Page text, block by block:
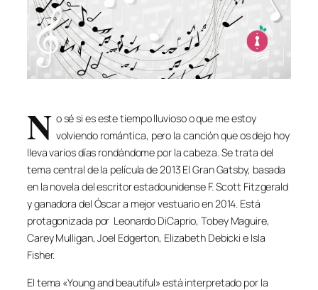
N o sé si es este tiempo lluvioso o que me estoy
volviendo romántica, pero la canción que os dejo hoy
lleva varios días rondándome por la cabeza. Se trata del
tema central de la película de 2013 El Gran Gatsby, basada
en la novela del escritor estadounidense F. Scott Fitzgerald
y ganadora del Óscar a mejor vestuario en 2014. Está
protagonizada por Leonardo DiCaprio, Tobey Maguire,
Carey Mulligan, Joel Edgerton, Elizabeth Debicki e Isla
Fisher.
El tema «Young and beautiful» está interpretado por la